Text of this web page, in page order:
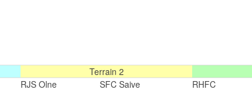
Terrain 2
RJS Olne SFC Saive RHFC